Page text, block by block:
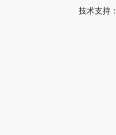
技术支持：